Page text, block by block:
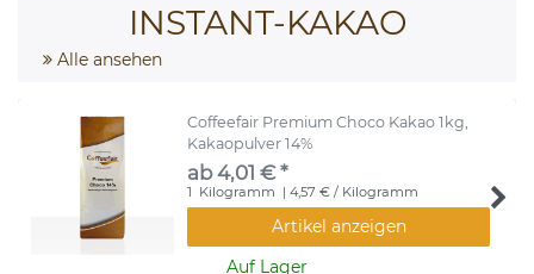
INSTANT-KAKAO
Alle ansehen
Coffeefair Premium Choco Kakao 1kg,
Kakaopulver 14%
ab 4,01 € *
1 Kilogramm | 4,57 € / Kilogramm
Artikel anzeigen
Auf Lager